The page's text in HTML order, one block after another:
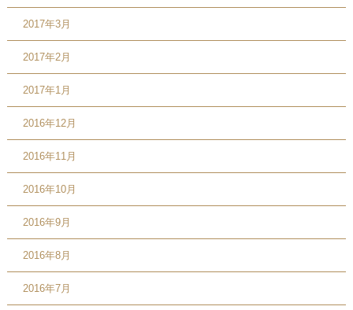
2017年3月
2017年2月
2017年1月
2016年12月
2016年11月
2016年10月
2016年9月
2016年8月
2016年7月